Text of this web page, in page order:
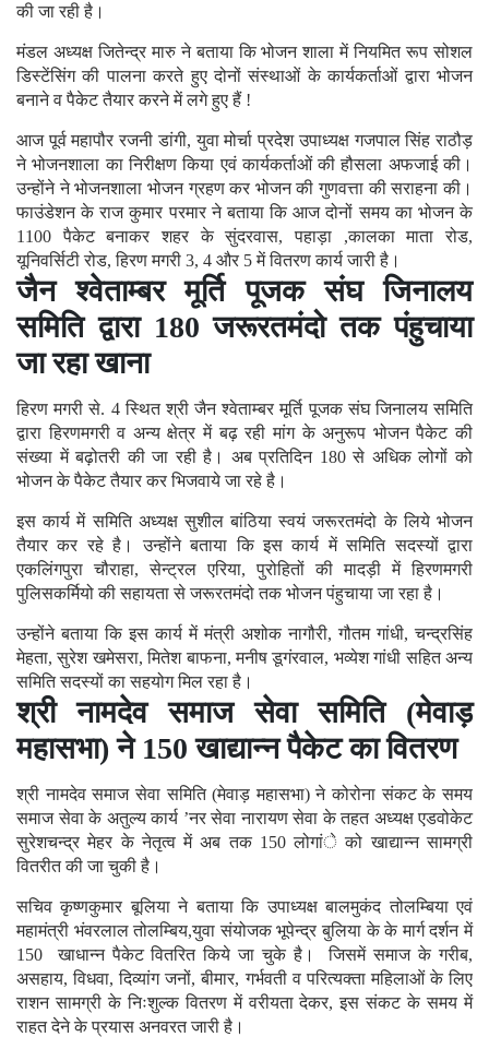
की जा रही है।
मंडल अध्यक्ष जितेन्द्र मारु ने बताया कि भोजन शाला में नियमित रूप सोशल
डिस्टेंसिंग की पालना करते हुए दोनों संस्थाओं के कार्यकर्ताओं द्वारा भोजन
बनाने व पैकेट तैयार करने में लगे हुए हैं !
आज पूर्व महापौर रजनी डांगी, युवा मोर्चा प्रदेश उपाध्यक्ष गजपाल सिंह राठौड़
ने भोजनशाला का निरीक्षण किया एवं कार्यकर्ताओं की हौसला अफजाई की।
उन्होंने ने भोजनशाला भोजन ग्रहण कर भोजन की गुणवत्ता की सराहना की।
फाउंडेशन के राज कुमार परमार ने बताया कि आज दोनों समय का भोजन के
1100 पैकेट बनाकर शहर के सुंदरवास, पहाड़ा ,कालका माता रोड,
यूनिवर्सिटी रोड, हिरण मगरी 3, 4 और 5 में वितरण कार्य जारी है।
जैन श्वेताम्बर मूर्ति पूजक संघ जिनालय
समिति द्वारा 180 जरूरतमंदो तक पंहुचाया
जा रहा खाना
हिरण मगरी से. 4 स्थित श्री जैन श्वेताम्बर मूर्ति पूजक संघ जिनालय समिति
द्वारा हिरणमगरी व अन्य क्षेत्र में बढ़ रही मांग के अनुरूप भोजन पैकेट की
संख्या में बढ़ोतरी की जा रही है। अब प्रतिदिन 180 से अधिक लोगों को
भोजन के पैकेट तैयार कर भिजवाये जा रहे है।
इस कार्य में समिति अध्यक्ष सुशील बांठिया स्वयं जरूरतमंदो के लिये भोजन
तैयार कर रहे है। उन्होंने बताया कि इस कार्य में समिति सदस्यों द्वारा
एकलिंगपुरा चौराहा, सेन्ट्रल एरिया, पुरोहितों की मादड़ी में हिरणमगरी
पुलिसकर्मियो की सहायता से जरूरतमंदो तक भोजन पंहुचाया जा रहा है।
उन्होंने बताया कि इस कार्य में मंत्री अशोक नागौरी, गौतम गांधी, चन्द्रसिंह
मेहता, सुरेश खमेसरा, मितेश बाफना, मनीष डूगंरवाल, भव्येश गांधी सहित अन्य
समिति सदस्यों का सहयोग मिल रहा है।
श्री नामदेव समाज सेवा समिति (मेवाड़
महासभा) ने 150 खाद्यान्न पैकेट का वितरण
श्री नामदेव समाज सेवा समिति (मेवाड़ महासभा) ने कोरोना संकट के समय
समाज सेवा के अतुल्य कार्य ’नर सेवा नारायण सेवा के तहत अध्यक्ष एडवोकेट
सुरेशचन्द्र मेहर के नेतृत्व में अब तक 150 लोगांे को खाद्यान्न सामग्री
वितरीत की जा चुकी है।
सचिव कृष्णकुमार बूलिया ने बताया कि उपाध्यक्ष बालमुकंद तोलम्बिया एवं
महामंत्री भंवरलाल तोलम्बिय,युवा संयोजक भूपेन्द्र बुलिया के के मार्ग दर्शन में
150 खाधान्न पैकेट वितरित किये जा चुके है। जिसमें समाज के गरीब,
असहाय, विधवा, दिव्यांग जनों, बीमार, गर्भवती व परित्यक्ता महिलाओं के लिए
राशन सामग्री के निःशुल्क वितरण में वरीयता देकर, इस संकट के समय में
राहत देने के प्रयास अनवरत जारी है।